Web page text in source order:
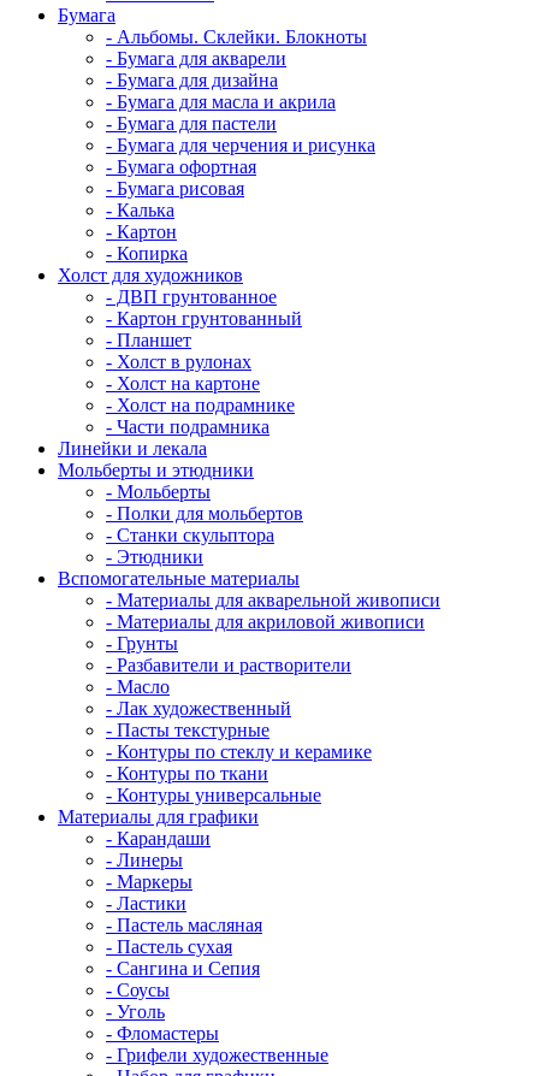
Бумага
- Альбомы. Склейки. Блокноты
- Бумага для акварели
- Бумага для дизайна
- Бумага для масла и акрила
- Бумага для пастели
- Бумага для черчения и рисунка
- Бумага офортная
- Бумага рисовая
- Калька
- Картон
- Копирка
Холст для художников
- ДВП грунтованное
- Картон грунтованный
- Планшет
- Холст в рулонах
- Холст на картоне
- Холст на подрамнике
- Части подрамника
Линейки и лекала
Мольберты и этюдники
- Мольберты
- Полки для мольбертов
- Станки скульптора
- Этюдники
Вспомогательные материалы
- Материалы для акварельной живописи
- Материалы для акриловой живописи
- Грунты
- Разбавители и растворители
- Масло
- Лак художественный
- Пасты текстурные
- Контуры по стеклу и керамике
- Контуры по ткани
- Контуры универсальные
Материалы для графики
- Карандаши
- Линеры
- Маркеры
- Ластики
- Пастель масляная
- Пастель сухая
- Сангина и Сепия
- Соусы
- Уголь
- Фломастеры
- Грифели художественные